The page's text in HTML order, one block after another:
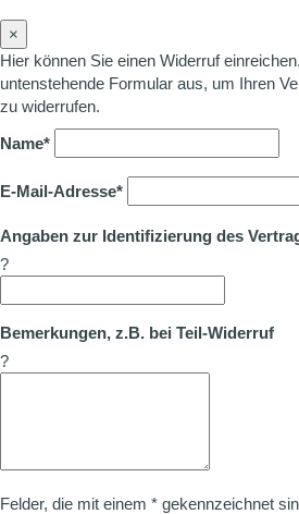
×
Hier können Sie einen Widerruf
untenstehende Formular aus, um Ihren
zu widerrufen.
Name*
E-Mail-Adresse*
Angaben zur Identifizierung des
?
Bemerkungen, z.B. bei Teil-Widerruf
?
Felder, die mit einem * gekennzeichnet